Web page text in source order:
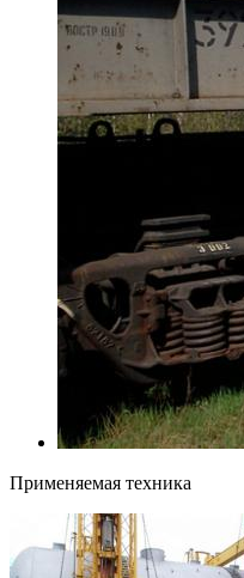
Применяемая техника